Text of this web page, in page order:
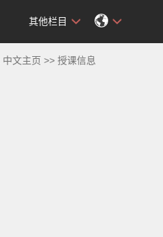
其他栏目
中文主页 >>授课信息